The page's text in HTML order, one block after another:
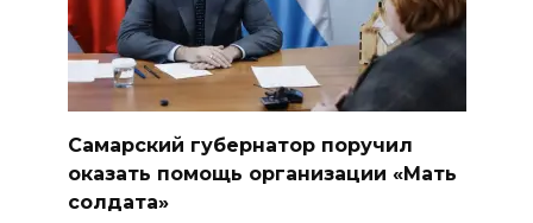
Самарский губернатор поручил
оказать помощь организации «Мать
солдата»